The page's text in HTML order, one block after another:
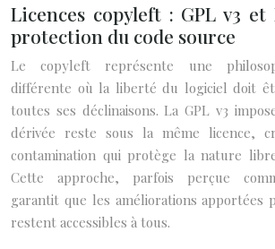
Licences copyleft : GPL v3 et
protection du code source
Le copyleft représente une
différente où la liberté du logiciel doit
toutes ses déclinaisons. La GPL v3
dérivée reste sous la même licence,
contamination qui protège la nature
Cette approche, parfois perçue
garantit que les améliorations apportées
restent accessibles à tous.